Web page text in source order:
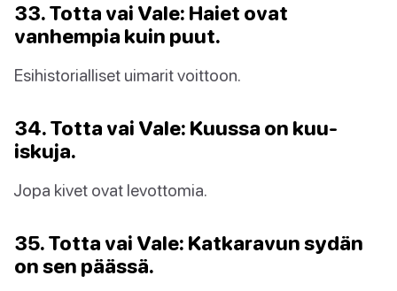
33. Totta vai Vale: Haiet ovat
vanhempia kuin puut.
Esihistorialliset uimarit voittoon.
34. Totta vai Vale: Kuussa on kuu-
iskuja.
Jopa kivet ovat levottomia.
35. Totta vai Vale: Katkaravun sydän
on sen päässä.